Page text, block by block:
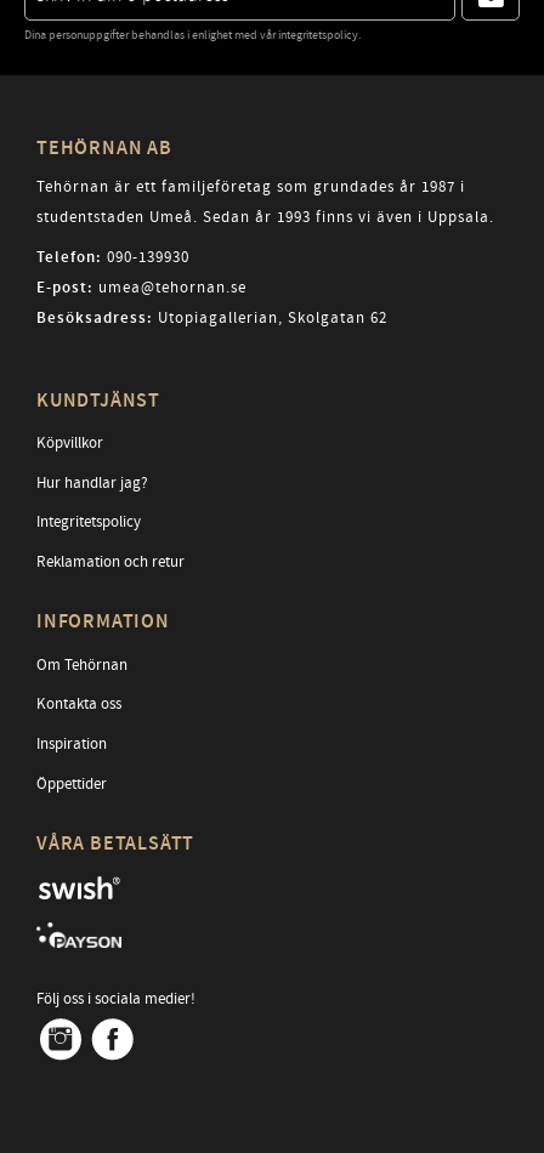
Dina personuppgifter behandlas i enlighet med vårintegritetspolicy.
TEHÖRNAN AB
Tehörnan är ett familjeföretag som grundades år 1987 i
studentstaden Umeå. Sedan år 1993 finns vi även i Uppsala.
Telefon: 090-139930
E-post: umea@tehornan.se
Besöksadress: Utopiagallerian, Skolgatan 62
KUNDTJÄNST
Köpvillkor
Hur handlar jag?
Integritetspolicy
Reklamation och retur
INFORMATION
Om Tehörnan
Kontakta oss
Inspiration
Öppettider
VÅRA BETALSÄTT
Följ oss i sociala medier!